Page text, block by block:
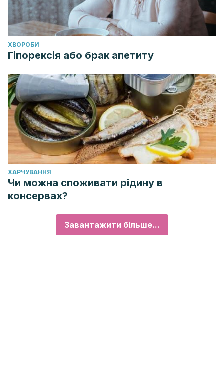
ХВОРОБИ
Гіпорексія або брак апетиту
ХАРЧУВАННЯ
Чи можна споживати рідину в
консервах?
Завантажити більше...